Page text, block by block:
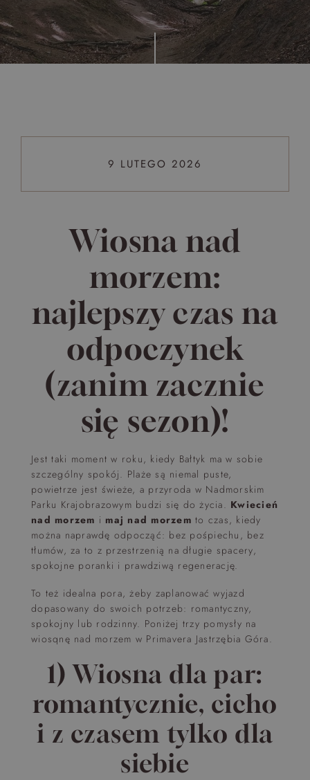
Top 5 bestsellers
WAKACJE nad morzem - Wyspa Skarbów - Pełne
atrakcji Lato 2026
9 LUTEGO 2026
Wiosna nad
morzem:
najlepszy czas na
odpoczynek
(zanim zacznie
się sezon)!
Jest taki moment w roku, kiedy Bałtyk ma w sobie
szczególny spokój. Plaże są niemal puste,
powietrze jest świeże, a przyroda w Nadmorskim
Parku Krajobrazowym budzi się do życia. Kwiecień
nad morzem i maj nad morzem to czas, kiedy
można naprawdę odpocząć: bez pośpiechu, bez
tłumów, za to z przestrzenią na długie spacery,
spokojne poranki i prawdziwą regenerację.
To też idealna pora, żeby zaplanować wyjazd
dopasowany do swoich potrzeb: romantyczny,
spokojny lub rodzinny. Poniżej trzy pomysły na
wiosqnę nad morzem w Primavera Jastrzębia Góra.
1) Wiosna dla par:
romantycznie, cicho
i z czasem tylko dla
siebie